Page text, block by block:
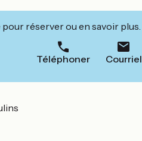
réserver ou en savoir plus.
Téléphoner Courriel